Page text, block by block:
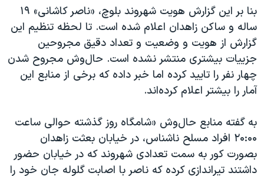
صفحه‌های ویژه
سفر پرزیدنت ترامپ به چین
بنا بر این گزارش هویت شهروند بلوچ، «ناصر کاشانی»‌ ۱۹
ساله و ساکن زاهدان اعلام شده است. تا لحظه تنظیم این
گزارش از هویت و وضعیت و تعداد دقیق مجروحین
جزییات بیشتری منتشر نشده است. حال‌وش مجروح شدن
چهار نفر را تایید کرده اما خبر داده که برخی از منابع این
آمار را بیشتر اعلام کرده‌اند.
به گفته منابع حال‌وش «شامگاه روز گذشته حوالی ساعت
۲۰:۰۰ افراد مسلح ناشناس، در خیابان بعثت زاهدان
بصورت کور به سمت تعدادی شهروند که در خیابان حضور
داشتند تیراندازی کرده که ناصر با اصابت گلوله جان خود را